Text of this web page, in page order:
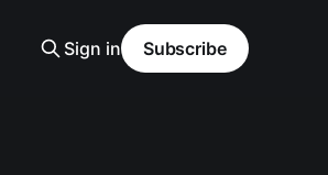
Sign in Subscribe